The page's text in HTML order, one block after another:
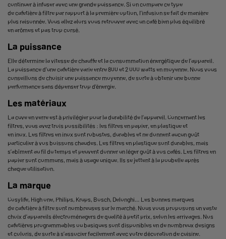
continuer à infuser avec une grande puissance. Si on compare ce type
de cafetière à filtre par rapport à la première option, l’infusion se fait de manière
plus raisonnée. Vous allez alors vous retrouver avec un café bien plus équilibré
en arômes et pas trop corsé.
La puissance
Elle détermine la vitesse de chauffe et la consommation énergétique de l’appareil.
La puissance d’une cafetière varie entre 800 et 2 000 watts en moyenne. Nous vous
conseillons de choisir une puissance moyenne, de sorte à obtenir une bonne
performance sans dépenser trop d’énergie.
Les matériaux
La cuve en verre est à privilégier pour la durabilité de l’appareil. Concernant les
filtres, vous avez trois possibilités : les filtres en papier, en plastique et
en inox. Les filtres en inox sont robustes, durables et ne donnent aucun goût
particulier à vos boissons chaudes. Les filtres en plastique sont durables, mais
s’abîment au fil du temps et peuvent donner un léger goût à vos cafés. Les filtres en
papier sont communs, mais à usage unique. Ils se jettent à la poubelle après
chaque utilisation.
La marque
Cosylife, High one, Philips, Krups, Bosch, Delonghi… Les bonnes marques
de cafetière à filtre sont nombreuses sur le marché. Nous vous proposons un vaste
choix d’appareils électroménagers de qualité à petit prix, selon les arrivages. Nos
cafetières programmables ou basiques sont disponibles en de nombreux designs
et coloris, de sorte à s’associer facilement avec votre décoration de cuisine.